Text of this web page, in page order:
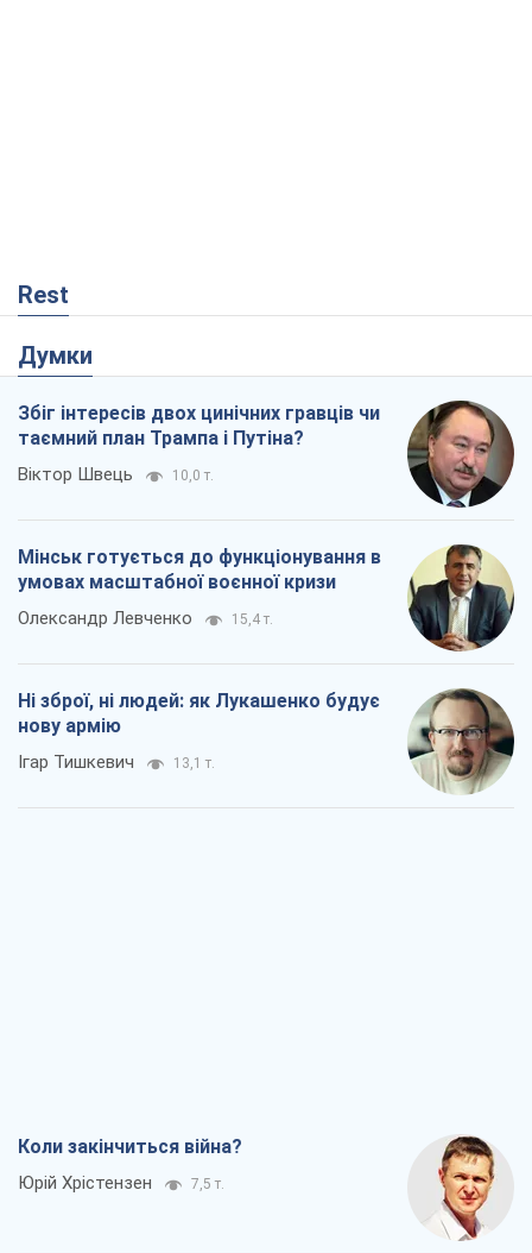
Rest
Думки
Збіг інтересів двох цинічних гравців чи
таємний план Трампа і Путіна?
Віктор Швець 10,0 т.
Мінськ готується до функціонування в
умовах масштабної воєнної кризи
Олександр Левченко 15,4 т.
Ні зброї, ні людей: як Лукашенко будує
нову армію
Ігар Тишкевич 13,1 т.
Коли закінчиться війна?
Юрій Хрістензен 7,5 т.